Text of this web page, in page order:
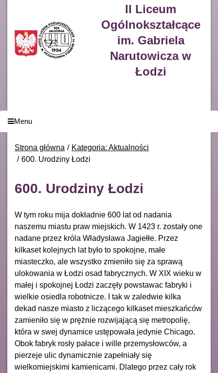
II Liceum
Ogólnokształcące
im. Gabriela
Narutowicza w
Łodzi
Menu
Strona główna
Kategoria: Aktualności
600. Urodziny Łodzi
600. Urodziny Łodzi
W tym roku mija dokładnie 600 lat od nadania
naszemu miastu praw miejskich. W 1423 r. zostały one
nadane przez króla Władysława Jagiełłe. Przez
kilkaset kolejnych lat było to spokojne, małe
miasteczko, ale wszystko zmieniło się za sprawą
ulokowania w Łodzi osad fabrycznych. W XIX wieku w
małej i spokojnej Łodzi zaczęły powstawac fabryki i
wielkie osiedla robotnicze. I tak w zaledwie kilka
dekad nasze miasto z liczącego kilkaset mieszkańców
zamieniło się w prężnie rozwijającą się metropolię,
która w swej dynamice ustępowała jedynie Chicago.
Obok fabryk rosły pałace i wille przemysłowców, a
pierzeje ulic dynamicznie zapełniały się
wielkomiejskimi kamienicami. Dlatego przez cały rok